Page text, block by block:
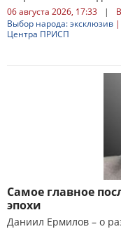
06 августа 2026, 17:33 |
Выбор народа: эксклюзив |
Центра ПРИСП
Самое главное
эпохи
Даниил Ермилов – о